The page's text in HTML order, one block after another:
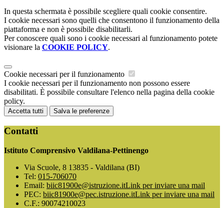
In questa schermata è possibile scegliere quali cookie consentire.
I cookie necessari sono quelli che consentono il funzionamento della
piattaforma e non è possibile disabilitarli.
Per conoscere quali sono i cookie necessari al funzionamento potete
visionare la COOKIE POLICY.
Cookie necessari per il funzionamento
I cookie necessari per il funzionamento non possono essere
disabilitati. È possibile consultare l'elenco nella pagina della cookie
policy.
Accetta tutti Salva le preferenze
Contatti
Istituto Comprensivo Valdilana-Pettinengo
Via Scuole, 8 13835 - Valdilana (BI)
Tel: 015-706070
Email: biic81900e@istruzione.itLink per inviare una mail
PEC: biic81900e@pec.istruzione.itLink per inviare una mail
C.F.: 90074210023